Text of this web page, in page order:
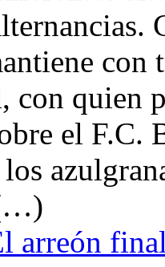
con
con quien
el F.C.
arreón